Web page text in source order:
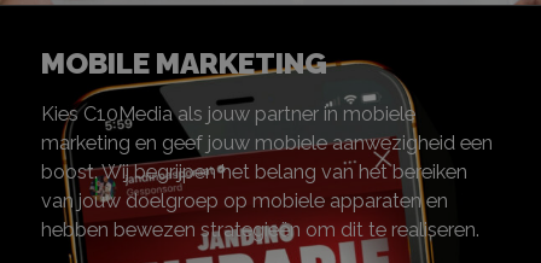
MOBILE MARKETING
Kies C10Media als jouw partner in mobiele
marketing en geef jouw mobiele aanwezigheid een
boost. Wij begrijpen het belang van het bereiken
van jouw doelgroep op mobiele apparaten en
hebben bewezen strategieën om dit te realiseren.